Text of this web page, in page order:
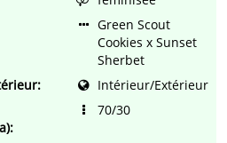
Green Scout
Cookies x Sunset
Sherbet
Intérieur/Extérieur
70/30